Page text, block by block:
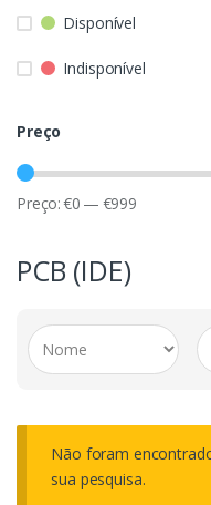
Disponível
Indisponível
Preço
Preço:€0 — €999
PCB (IDE)
Não foram
sua pesquisa.